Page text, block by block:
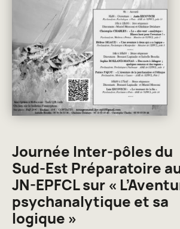
Journée Inter-pôles du
Sud-Est Préparatoire
JN-EPFCL sur «
psychanalytique et sa
logique »